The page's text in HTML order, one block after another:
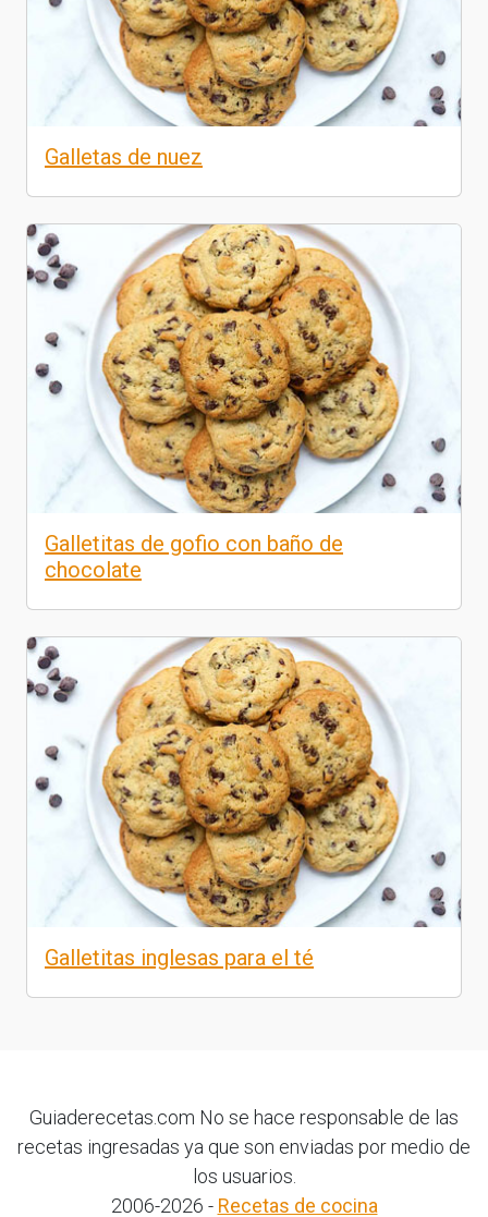
Galletas de nuez
Galletitas de gofio con baño de
chocolate
Galletitas inglesas para el té
Guiaderecetas.com No se hace responsable de las
recetas ingresadas ya que son enviadas por medio de
los usuarios.
2006-2026 - Recetas de cocina